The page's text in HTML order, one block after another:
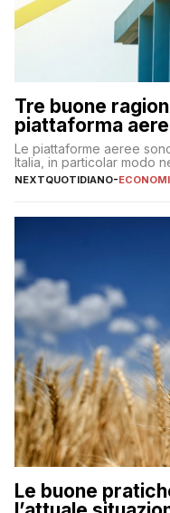
Tre buone
piattaforma
Le piattaforme aeree
Italia, in particolar modo
NEXTQUOTIDIANO-
Le buone